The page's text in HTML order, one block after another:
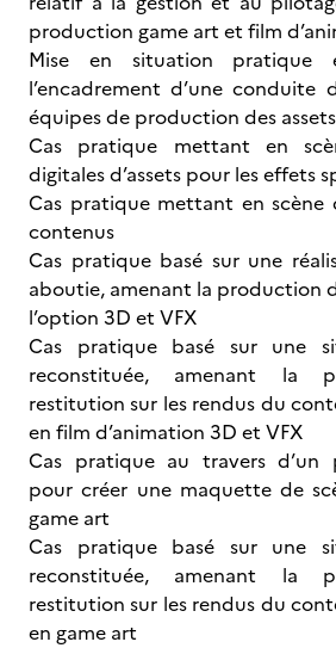
production game art et film
Mise en situation pratique
l’encadrement d’une conduite
équipes de production des assets
Cas pratique mettant en
digitales d’assets pour les effets
Cas pratique mettant en scène
contenus
Cas pratique basé sur une
aboutie, amenant la production
l’option 3D et VFX
Cas pratique basé sur une
reconstituée, amenant la
restitution sur les rendus du
en film d’animation 3D et VFX
Cas pratique au travers d’un
pour créer une maquette de
game art
Cas pratique basé sur une
reconstituée, amenant la
restitution sur les rendus du
en game art